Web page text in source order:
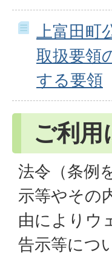
上富田町
取扱要領
する要領
ご利用
法令（条例
示等やその
由によりウ
告示等につ